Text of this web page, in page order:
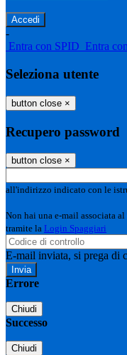
-
Entra con SPID Entra
Seleziona utente
button close ×
Recupero password
button close ×
all'indirizzo indicato con le
Non hai una e-mail associata
tramite la Login Spaggiari
E-mail inviata, si prega di
Errore
Chiudi
Successo
Chiudi